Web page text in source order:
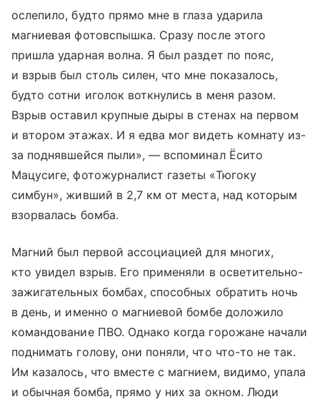
ослепило, будто прямо мне в глаза ударила
магниевая фотовспышка. Сразу после этого
пришла ударная волна. Я был раздет по пояс,
и взрыв был столь силен, что мне показалось,
будто сотни иголок воткнулись в меня разом.
Взрыв оставил крупные дыры в стенах на первом
и втором этажах. И я едва мог видеть комнату из-
за поднявшейся пыли», — вспоминал Ёсито
Мацусиге, фотожурналист газеты «Тюгоку
симбун», живший в 2,7 км от места, над которым
взорвалась бомба.
Магний был первой ассоциацией для многих,
кто увидел взрыв. Его применяли в осветительно-
зажигательных бомбах, способных обратить ночь
в день, и именно о магниевой бомбе доложило
командование ПВО. Однако когда горожане начали
поднимать голову, они поняли, что что-то не так.
Им казалось, что вместе с магнием, видимо, упала
и обычная бомба, прямо у них за окном. Люди